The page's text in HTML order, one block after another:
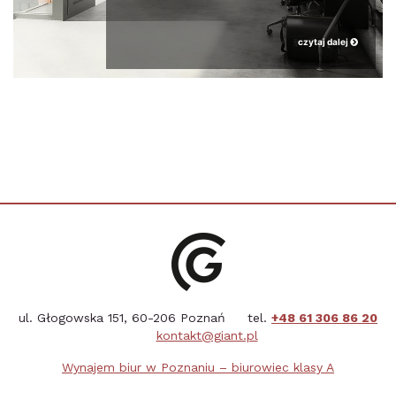
czytaj dalej
ul. Głogowska 151, 60-206 Poznań tel. +48 61 306 86 20
kontakt@giant.pl
Wynajem biur w Poznaniu – biurowiec klasy A